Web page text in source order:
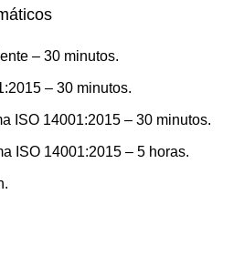
– 30 minutos.
– 30 minutos.
ISO 14001:2015 – 30 minutos.
ISO 14001:2015 – 5 horas.